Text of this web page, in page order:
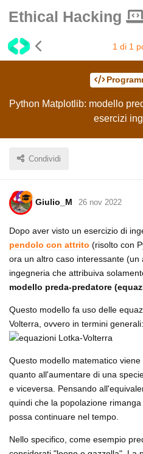
Ethical Hacking
Python Matplotlib: modello
esercizi
Condividi
1 di 1
Giulio_M 26 nov 2022
Dopo aver visto un esercizio di
pendolo con attrito (risolto con
ora un altro caso interessante (un
ingegneria che attribuiva
modello preda-predatore
Questo modello fa uso delle
Volterra, ovvero in termini generali:
Questo modello matematico
quanto all'aumentare di una
e viceversa. Pensando
quindi che la popolazione
possa continuare nel tempo.
Nello specifico, come esempio